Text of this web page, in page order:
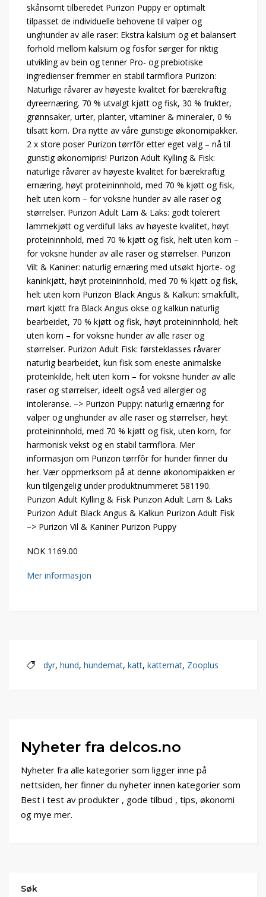
skånsomt tilberedet Purizon Puppy er optimalt
tilpasset de individuelle behovene til valper og
unghunder av alle raser: Ekstra kalsium og et balansert
forhold mellom kalsium og fosfor sørger for riktig
utvikling av bein og tenner Pro- og prebiotiske
ingredienser fremmer en stabil tarmflora Purizon:
Naturlige råvarer av høyeste kvalitet for bærekraftig
dyreernæring. 70 % utvalgt kjøtt og fisk, 30 % frukter,
grønnsaker, urter, planter, vitaminer & mineraler, 0 %
tilsatt korn. Dra nytte av våre gunstige økonomipakker.
2 x store poser Purizon tørrfôr etter eget valg – nå til
gunstig økonomipris! Purizon Adult Kylling & Fisk:
naturlige råvarer av høyeste kvalitet for bærekraftig
ernæring, høyt proteininnhold, med 70 % kjøtt og fisk,
helt uten korn – for voksne hunder av alle raser og
størrelser. Purizon Adult Lam & Laks: godt tolerert
lammekjøtt og verdifull laks av høyeste kvalitet, høyt
proteininnhold, med 70 % kjøtt og fisk, helt uten korn –
for voksne hunder av alle raser og størrelser. Purizon
Vilt & Kaniner: naturlig ernæring med utsøkt hjorte- og
kaninkjøtt, høyt proteininnhold, med 70 % kjøtt og fisk,
helt uten korn Purizon Black Angus & Kalkun: smakfullt,
mørt kjøtt fra Black Angus okse og kalkun naturlig
bearbeidet, 70 % kjøtt og fisk, høyt proteininnhold, helt
uten korn – for voksne hunder av alle raser og
størrelser. Purizon Adult Fisk: førsteklasses råvarer
naturlig bearbeidet, kun fisk som eneste animalske
proteinkilde, helt uten korn – for voksne hunder av alle
raser og størrelser, ideelt også ved allergier og
intoleranse. –> Purizon Puppy: naturlig ernæring for
valper og unghunder av alle raser og størrelser, høyt
proteininnhold, med 70 % kjøtt og fisk, uten korn, for
harmonisk vekst og en stabil tarmflora. Mer
informasjon om Purizon tørrfôr for hunder finner du
her. Vær oppmerksom på at denne økonomipakken er
kun tilgengelig under produktnummeret 581190.
Purizon Adult Kylling & Fisk Purizon Adult Lam & Laks
Purizon Adult Black Angus & Kalkun Purizon Adult Fisk
–> Purizon Vil & Kaniner Purizon Puppy
NOK 1169.00
Mer informasjon
dyr, hund, hundemat, katt, kattemat, Zooplus
Nyheter fra delcos.no
Nyheter fra alle kategorier som ligger inne på
nettsiden, her finner du nyheter innen kategorier som
Best i test av produkter , gode tilbud , tips, økonomi
og mye mer.
Søk